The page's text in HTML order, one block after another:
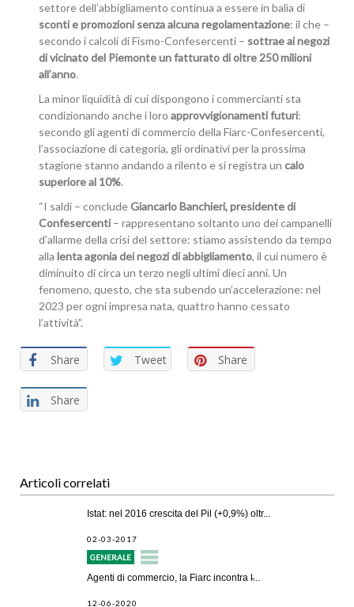
settore dell’abbigliamento continua a essere in balìa di
sconti e promozioni senza alcuna regolamentazione: il che –
secondo i calcoli di Fismo-Confesercenti – sottrae ai negozi
di vicinato del Piemonte un fatturato di oltre 250 milioni
all’anno.
La minor liquidità di cui dispongono i commercianti sta
condizionando anche i loro approvvigionamenti futuri:
secondo gli agenti di commercio della Fiarc-Confesercenti,
l’associazione di categoria, gli ordinativi per la prossima
stagione stanno andando a rilento e si registra un calo
superiore al 10%.
“I saldi – concludeGiancarlo Banchieri, presidente di
Confesercenti– rappresentano soltanto uno dei campanelli
d’allarme della crisi del settore: stiamo assistendo da tempo
alla lenta agonia dei negozi di abbigliamento, il cui numero è
diminuito di circa un terzo negli ultimi dieci anni. Un
fenomeno, questo, che sta subendo un’accelerazione: nel
2023 per ogni impresa nata, quattro hanno cessato
l’attività”.
Share Tweet Share
Share
Articoli correlati
Istat: nel 2016 crescita del Pil (+0,9%) oltr...
02-03-2017
GENERALE
Agenti di commercio, la Fiarc incontra l̵...
12-06-2020